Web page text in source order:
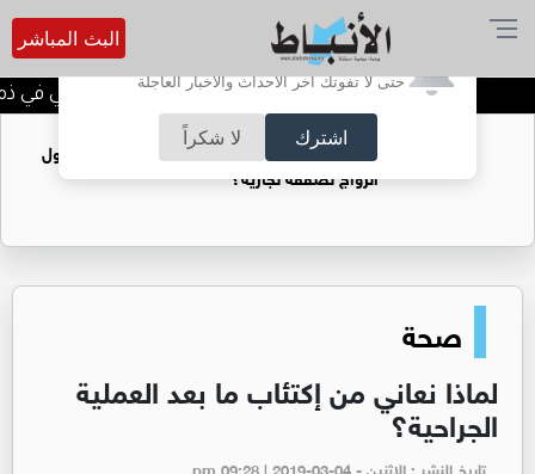
أترغب في تفعيل الإشعارات؟
حتى لا تفوتك آخر الأحداث والأخبار العاجلة
اشترك لا شكراً
البث المباشر
الحاجة خالدة محمود الكرمي في ذمة
فتيات يستغللنه لتحقيق مكاسب مادية.. هل تحول
الزواج لصفقة تجارية؟
صحة
لماذا نعاني من إكتئاب ما بعد العملية
الجراحية؟